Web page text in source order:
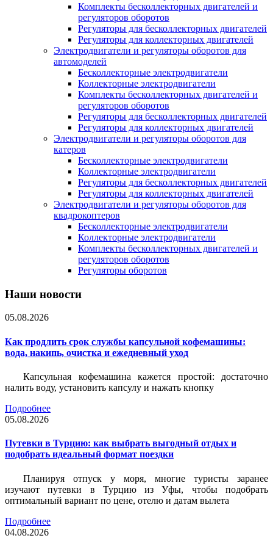
Комплекты бесколлекторных двигателей и
регуляторов оборотов
Регуляторы для бесколлекторных двигателей
Регуляторы для коллекторных двигателей
Электродвигатели и регуляторы оборотов для
автомоделей
Бесколлекторные электродвигатели
Коллекторные электродвигатели
Комплекты бесколлекторных двигателей и
регуляторов оборотов
Регуляторы для бесколлекторных двигателей
Регуляторы для коллекторных двигателей
Электродвигатели и регуляторы оборотов для
катеров
Бесколлекторные электродвигатели
Коллекторные электродвигатели
Регуляторы для бесколлекторных двигателей
Регуляторы для коллекторных двигателей
Электродвигатели и регуляторы оборотов для
квадрокоптеров
Бесколлекторные электродвигатели
Коллекторные электродвигатели
Комплекты бесколлекторных двигателей и
регуляторов оборотов
Регуляторы оборотов
Наши новости
05.08.2026
Как продлить срок службы капсульной кофемашины:
вода, накипь, очистка и ежедневный уход
Капсульная кофемашина кажется простой: достаточно
налить воду, установить капсулу и нажать кнопку
Подробнее
05.08.2026
Путевки в Турцию: как выбрать выгодный отдых и
подобрать идеальный формат поездки
Планируя отпуск у моря, многие туристы заранее
изучают путевки в Турцию из Уфы, чтобы подобрать
оптимальный вариант по цене, отелю и датам вылета
Подробнее
04.08.2026